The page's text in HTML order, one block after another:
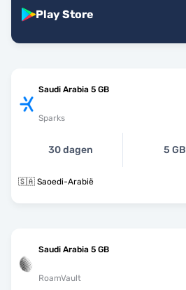
Play Store
Saudi Arabia 5 GB
Sparks
30 dagen 5 GB
🇸🇦 Saoedi-Arabië
Saudi Arabia 5 GB
RoamVault